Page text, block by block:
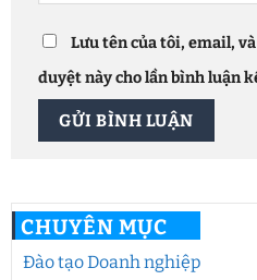
CHUYÊN MỤC
Đào tạo Doanh nghiệp
Lưu tên của tôi, email,
duyệt này cho lần bình luận